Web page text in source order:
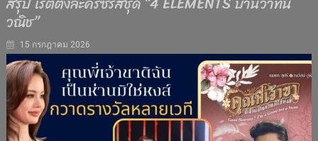
วณิช”
15 กรกฎาคม 2026